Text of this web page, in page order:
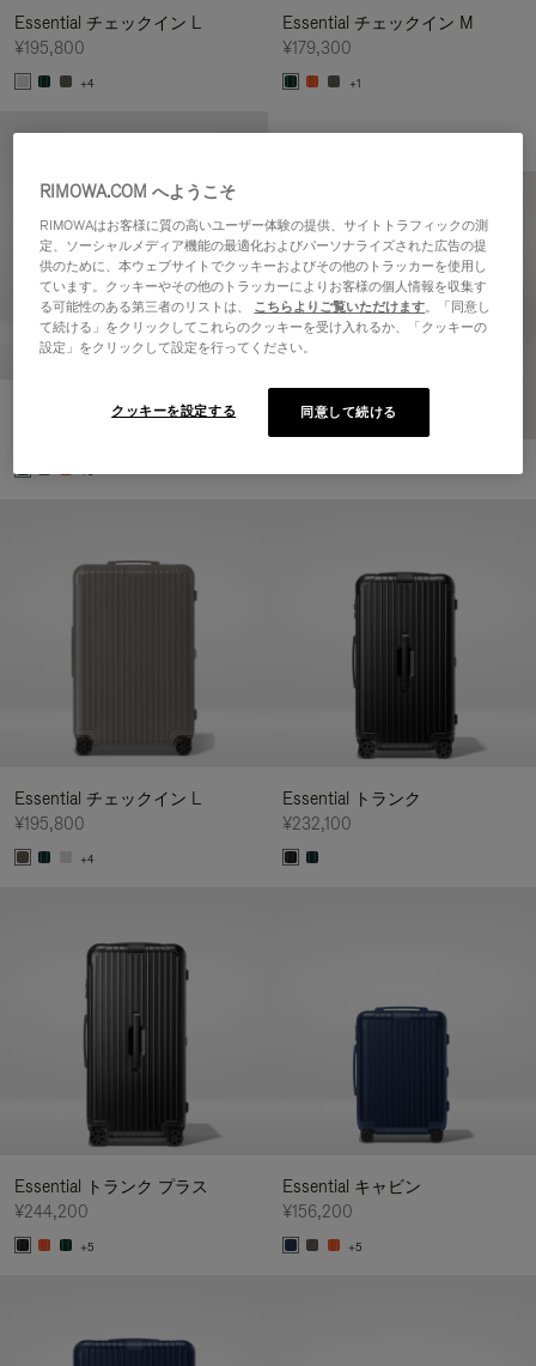
Essential チェックイン L
¥195,800
+4
Essential チェックイン M
¥179,300
+1
Essential キャビン
+5
Essential チェックイン L
¥195,800
+4
Essential トランク
¥232,100
Essential トランク プラス
¥244,200
+5
Essential キャビン
¥156,200
+5
RIMOWA.COM へようこそ
RIMOWAはお客様に質の高いユーザー体験の提供、サイトトラフィックの測
定、ソーシャルメディア機能の最適化およびパーソナライズされた広告の提
供のために、本ウェブサイトでクッキーおよびその他のトラッカーを使用し
ています。クッキーやその他のトラッカーによりお客様の個人情報を収集す
る可能性のある第三者のリストは、 こちらよりご覧いただけます。「同意し
て続ける」をクリックしてこれらのクッキーを受け入れるか、「クッキーの
設定」をクリックして設定を行ってください。
クッキーを設定する 同意して続ける